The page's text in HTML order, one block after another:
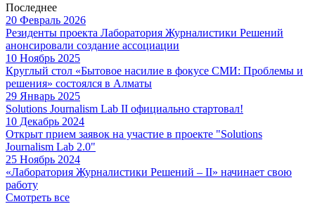
Последнее
20 Февраль 2026
Резиденты проекта Лаборатория Журналистики Решений
анонсировали создание ассоциации
10 Ноябрь 2025
Круглый стол «Бытовое насилие в фокусе СМИ: Проблемы и
решения» состоялся в Алматы
29 Январь 2025
Solutions Journalism Lab II официально стартовал!
10 Декабрь 2024
Открыт прием заявок на участие в проекте "Solutions
Journalism Lab 2.0"
25 Ноябрь 2024
«Лаборатория Журналистики Решений – II» начинает свою
работу
Смотреть все